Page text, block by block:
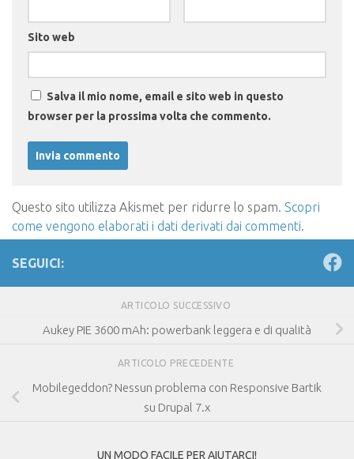
Sito web
Salva il mio nome, email e sito web in questo
browser per la prossima volta che commento.
Questo sito utilizza Akismet per ridurre lo spam. Scopri
come vengono elaborati i dati derivati dai commenti.
SEGUICI:
ARTICOLO SUCCESSIVO
Aukey PIE 3600 mAh: powerbank leggera e di qualità
ARTICOLO PRECEDENTE
Mobilegeddon? Nessun problema con Responsive Bartik
su Drupal 7.x
UN MODO FACILE PER AIUTARCI!